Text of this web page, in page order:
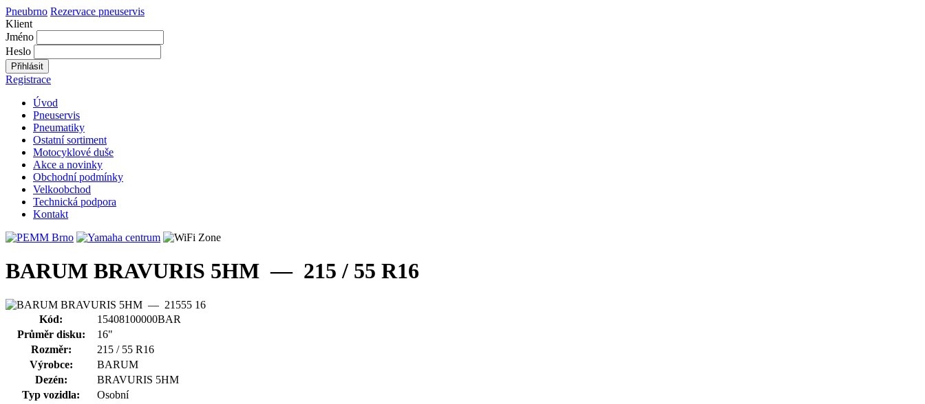
Pneubrno Rezervace pneuservis
Klient
Jméno
Heslo
Přihlásit
Registrace
Úvod
Pneuservis
Pneumatiky
Ostatní sortiment
Motocyklové duše
Akce a novinky
Obchodní podmínky
Velkoobchod
Technická podpora
Kontakt
BARUM BRAVURIS 5HM — 215 / 55 R16
Kód:
15408100000BAR
Průměr disku:
16"
Rozměr:
215 / 55 R16
Výrobce:
BARUM
Dezén:
BRAVURIS 5HM
Typ vozidla:
Osobní